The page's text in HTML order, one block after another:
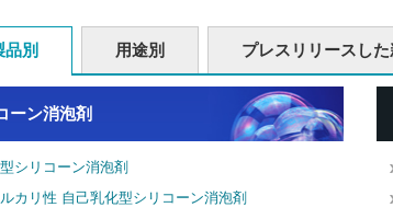
品別 用途別 プレスリリースし
ーン消泡剤
シリコーン消泡剤
カリ性 自己乳化型シリコーン消泡剤